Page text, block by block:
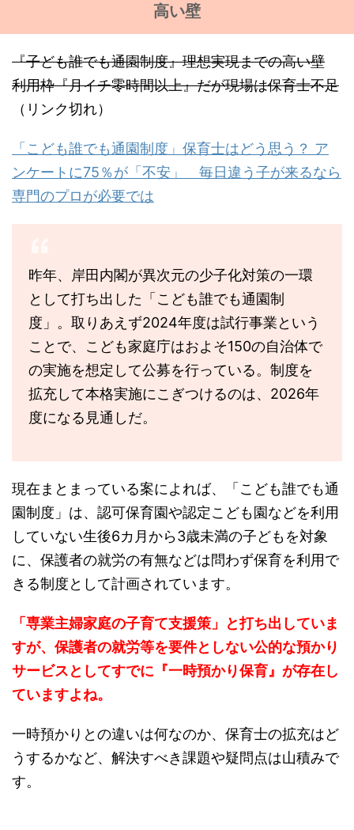
高い壁
『子ども誰でも通園制度』理想実現までの高い壁
利用枠『月イチ零時間以上』だが現場は保育士不足
（リンク切れ）
「こども誰でも通園制度」保育士はどう思う？ ア
ンケートに75％が「不安」 毎日違う子が来るなら
専門のプロが必要では
昨年、岸田内閣が異次元の少子化対策の一環
として打ち出した「こども誰でも通園制
度」。取りあえず2024年度は試行事業という
ことで、こども家庭庁はおよそ150の自治体で
の実施を想定して公募を行っている。制度を
拡充して本格実施にこぎつけるのは、2026年
度になる見通しだ。
現在まとまっている案によれば、「こども誰でも通
園制度」は、認可保育園や認定こども園などを利用
していない生後6カ月から3歳未満の子どもを対象
に、保護者の就労の有無などは問わず保育を利用で
きる制度として計画されています。
「専業主婦家庭の子育て支援策」と打ち出していま
すが、保護者の就労等を要件としない公的な預かり
サービスとしてすでに『一時預かり保育』が存在し
ていますよね。
一時預かりとの違いは何なのか、保育士の拡充はど
うするかなど、解決すべき課題や疑問点は山積みで
す。